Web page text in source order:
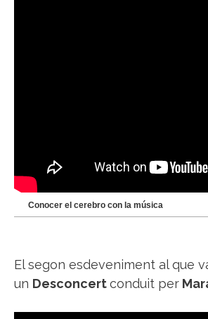
Conocer el cerebro con la música
El segon esdeveniment al que
un Desconcertconduit per